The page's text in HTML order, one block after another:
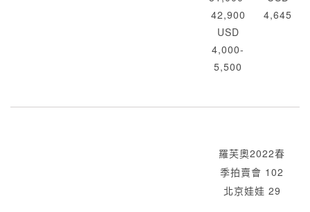
42,900
USD
4,000-
5,500
4,645
羅芙奧2022春
季拍賣會 102
北京娃娃 29